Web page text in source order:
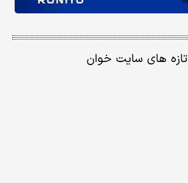
تازه های سایت خوان